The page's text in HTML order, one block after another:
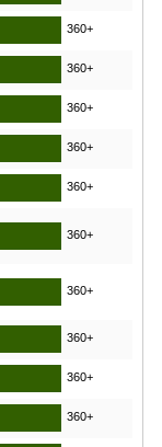
360+
360+
360+
360+
360+
360+
360+
360+
360+
360+